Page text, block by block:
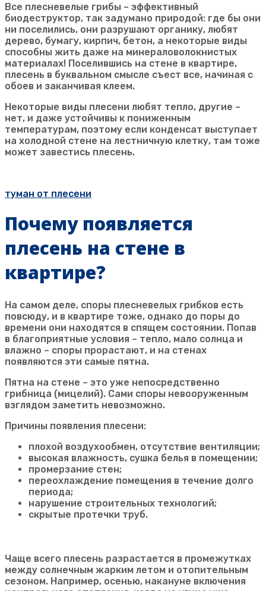
Все плесневелые грибы – эффективный
биодеструктор, так задумано природой: где бы они
ни поселились, они разрушают органику, любят
дерево, бумагу, кирпич, бетон, а некоторые виды
способны жить даже на минераловолокнистых
материалах! Поселившись на стене в квартире,
плесень в буквальном смысле съест все, начиная с
обоев и заканчивая клеем.
Некоторые виды плесени любят тепло, другие –
нет, и даже устойчивы к пониженным
температурам, поэтому если конденсат выступает
на холодной стене на лестничную клетку, там тоже
может завестись плесень.
туман от плесени
Почему появляется
плесень на стене в
квартире?
На самом деле, споры плесневелых грибков есть
повсюду, и в квартире тоже, однако до поры до
времени они находятся в спящем состоянии. Попав
в благоприятные условия – тепло, мало солнца и
влажно – споры прорастают, и на стенах
появляются эти самые пятна.
Пятна на стене – это уже непосредственно
грибница (мицелий). Сами споры невооруженным
взглядом заметить невозможно.
Причины появления плесени:
плохой воздухообмен, отсутствие вентиляции;
высокая влажность, сушка белья в помещении;
промерзание стен;
переохлаждение помещения в течение долго
периода;
нарушение строительных технологий;
скрытые протечки труб.
Чаще всего плесень разрастается в промежутках
между солнечным жарким летом и отопительным
сезоном. Например, осенью, накануне включения